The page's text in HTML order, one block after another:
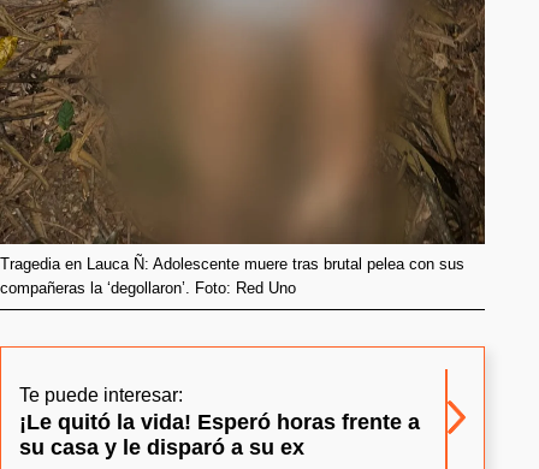
Tragedia en Lauca Ñ: Adolescente muere tras brutal pelea con sus
compañeras la ‘degollaron’. Foto: Red Uno
Te puede interesar:
¡Le quitó la vida! Esperó horas frente a
su casa y le disparó a su ex